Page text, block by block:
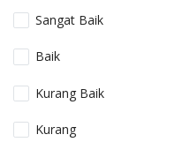
Sangat Baik
Baik
Kurang Baik
Kurang